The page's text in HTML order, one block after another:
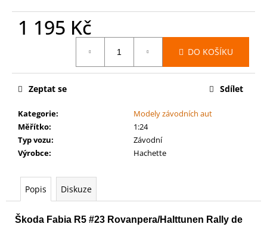
1 195 Kč
DO KOŠÍKU
Kategorie:
Modely závodních aut
Měřítko:
1:24
Typ vozu:
Závodní
Výrobce: Hachette
Zeptat se Sdílet
Popis Diskuze
Škoda Fabia R5 #23 Rovanpera/Halttunen Rally de
o
u
e
m
e
AGE
SIGMAR:
BATTLEFORCE:
CITIES
SIGMAR